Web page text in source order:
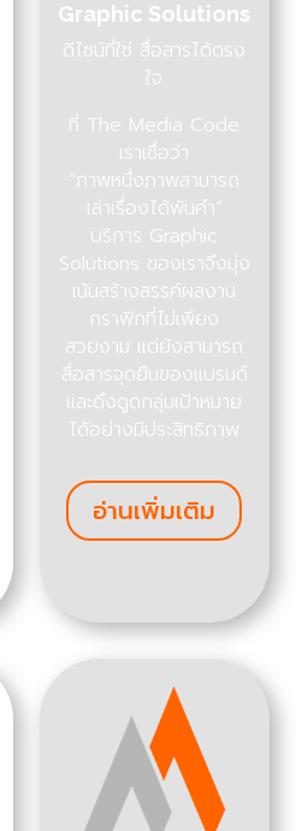
Graphic Solutions
ดีไซน์ที่ใช่ สื่อสารได้ตรง
ใจ
ที่ The Media Code
เราเชื่อว่า
“ภาพหนึ่งภาพสามารถ
เล่าเรื่องได้พันคำ”
บริการ Graphic
Solutions ของเราจึงมุ่ง
เน้นสร้างสรรค์ผลงาน
กราฟิกที่ไม่เพียง
สวยงาม แต่ยังสามารถ
สื่อสารจุดยืนของแบรนด์
และดึงดูดกลุ่มเป้าหมาย
ได้อย่างมีประสิทธิภาพ
อ่านเพิ่มเติม